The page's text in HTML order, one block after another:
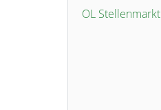
OL Stellenmarkt